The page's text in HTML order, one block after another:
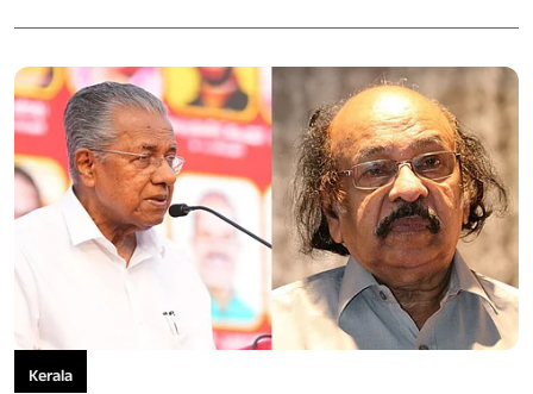
Kerala